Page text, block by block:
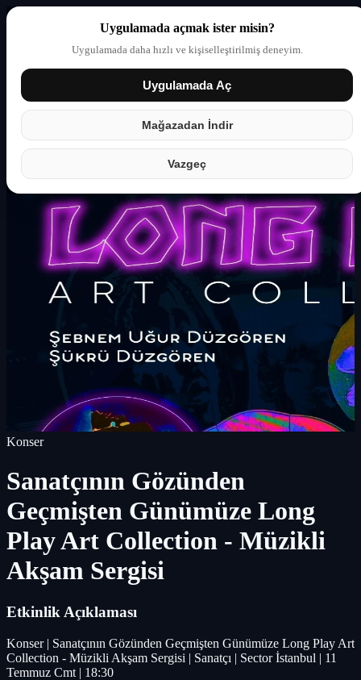
Uygulamada açmak ister misin?
Uygulamada daha hızlı ve kişiselleştirilmiş deneyim.
Uygulamada Aç
Mağazadan İndir
Vazgeç
Giriş yap Partner
Konser
Sanatçının Gözünden
Geçmişten Günümüze Long
Play Art Collection - Müzikli
Akşam Sergisi
Etkinlik Açıklaması
Konser | Sanatçının Gözünden Geçmişten Günümüze Long Play Art
Collection - Müzikli Akşam Sergisi | Sanatçı | Sector İstanbul | 11
Temmuz Cmt | 18:30